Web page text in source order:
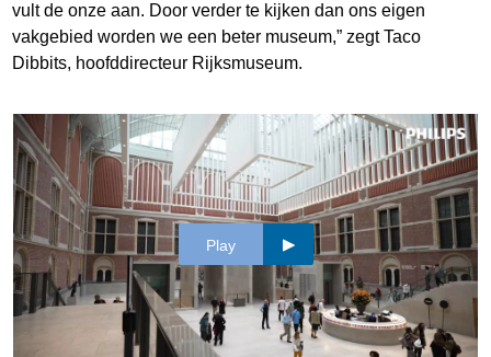
vult de onze aan. Door verder te kijken dan ons eigen
vakgebied worden we een beter museum,” zegt Taco
Dibbits, hoofddirecteur Rijksmuseum.
Play